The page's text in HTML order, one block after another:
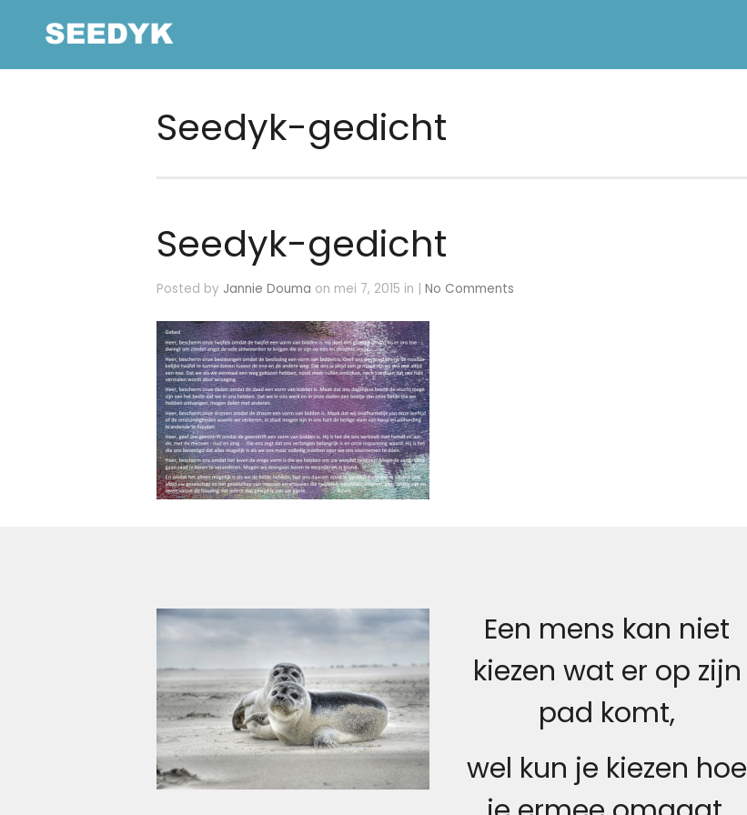
Seedyk-gedicht
Seedyk-gedicht
Posted by Jannie Douma on mei 7, 2015 in | No Comments
Een mens kan niet
kiezen wat er op zijn
pad komt,
wel kun je kiezen hoe